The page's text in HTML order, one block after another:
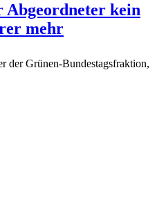
kein
mehr
der Grünen-Bundestagsfraktion,